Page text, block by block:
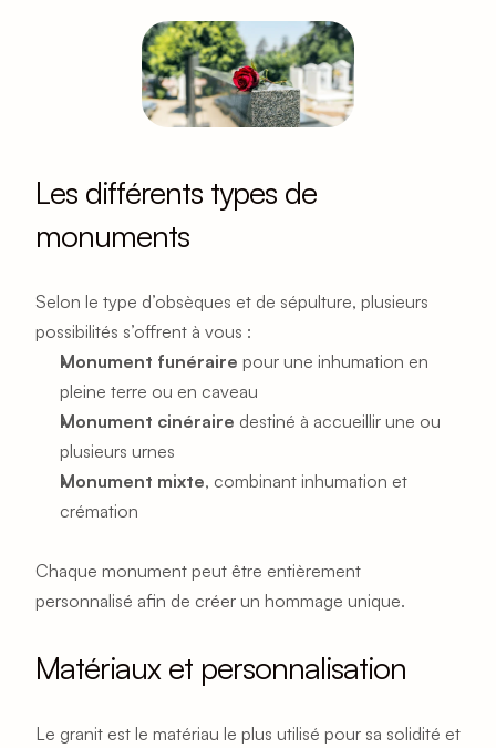
Les différents types de
monuments
Selon le type d’obsèques et de sépulture, plusieurs
possibilités s’offrent à vous :
Monument funéraire pour une inhumation en
pleine terre ou en caveau
Monument cinéraire destiné à accueillir une ou
plusieurs urnes
Monument mixte, combinant inhumation et
crémation
Chaque monument peut être entièrement
personnalisé afin de créer un hommage unique.
Matériaux et personnalisation
Le granit est le matériau le plus utilisé pour sa solidité et